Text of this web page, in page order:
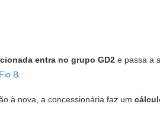
entra no grupo GD2 e passa a
Fio B
à nova, a concessionária faz um